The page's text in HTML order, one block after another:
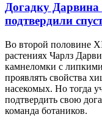
Догадку
подтвердили
Во второй половине
растениях Чарлз
камнеломки с
проявлять свойства
насекомых. Но тогда
подтвердить свою
команда ботаников.